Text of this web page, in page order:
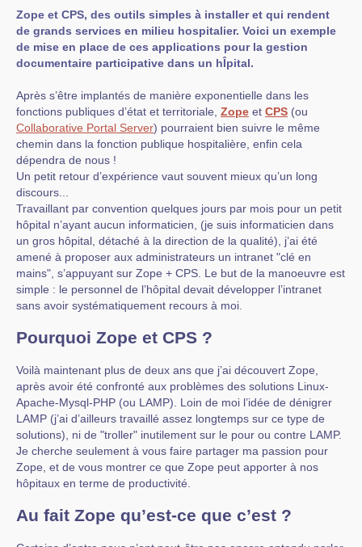
Zope et CPS, des outils simples à installer et qui rendent
de grands services en milieu hospitalier. Voici un exemple
de mise en place de ces applications pour la gestion
documentaire participative dans un hÎpital.
Après s’être implantés de manière exponentielle dans les
fonctions publiques d’état et territoriale, Zope et CPS (ou
Collaborative Portal Server) pourraient bien suivre le même
chemin dans la fonction publique hospitalière, enfin cela
dépendra de nous !
Un petit retour d’expérience vaut souvent mieux qu’un long
discours...
Travaillant par convention quelques jours par mois pour un petit
hôpital n’ayant aucun informaticien, (je suis informaticien dans
un gros hôpital, détaché à la direction de la qualité), j’ai été
amené à proposer aux administrateurs un intranet "clé en
mains", s’appuyant sur Zope + CPS. Le but de la manoeuvre est
simple : le personnel de l’hôpital devait développer l’intranet
sans avoir systématiquement recours à moi.
Pourquoi Zope et CPS ?
Voilà maintenant plus de deux ans que j’ai découvert Zope,
après avoir été confronté aux problèmes des solutions Linux-
Apache-Mysql-PHP (ou LAMP). Loin de moi l’idée de dénigrer
LAMP (j’ai d’ailleurs travaillé assez longtemps sur ce type de
solutions), ni de "troller" inutilement sur le pour ou contre LAMP.
Je cherche seulement à vous faire partager ma passion pour
Zope, et de vous montrer ce que Zope peut apporter à nos
hôpitaux en terme de productivité.
Au fait Zope qu’est-ce que c’est ?